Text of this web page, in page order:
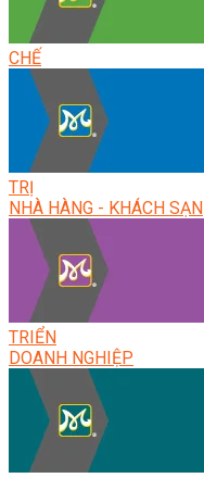
CHẾ
TRỊ
NHÀ HÀNG - KHÁCH SẠN
TRIỂN
DOANH NGHIỆP